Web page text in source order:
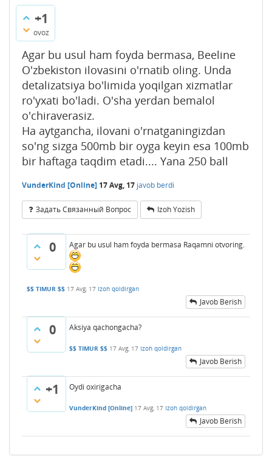
+1
ovoz
Agar bu usul ham foyda bermasa, Beeline
O'zbekiston ilovasini o'rnatib oling. Unda
detalizatsiya bo'limida yoqilgan xizmatlar
ro'yxati bo'ladi. O'sha yerdan bemalol
o'chiraverasiz.
Ha aytgancha, ilovani o'rnatganingizdan
so'ng sizga 500mb bir oyga keyin esa 100mb
bir haftaga taqdim etadi.... Yana 250 ball
VunderKind [Online] 17 Avg, 17 javob berdi
Задать Связанный Вопрос Izoh Yozish
0 Agar bu usul ham foyda bermasa Raqamni otvoring.
$$ TIMUR $$ 17 Avg, 17 Izoh qoldirgan
Javob Berish
0 Aksiya qachongacha?
$$ TIMUR $$ 17 Avg, 17 Izoh qoldirgan
Javob Berish
+1 Oydi oxirigacha
VunderKind [Online] 17 Avg, 17 Izoh qoldirgan
Javob Berish